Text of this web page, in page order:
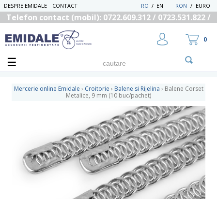
DESPRE EMIDALE CONTACT RON / EURO
EN
/
RO
Telefon contact (mobil): 0722.609.312 / 0723.531.822 /
UTILIZATOR NOU
RECUPEREAZA PAROLA
0
Mercerie online Emidale › Croitorie › Balene si Rijelina › Balene Corset
Metalice, 9 mm (10 buc/pachet)